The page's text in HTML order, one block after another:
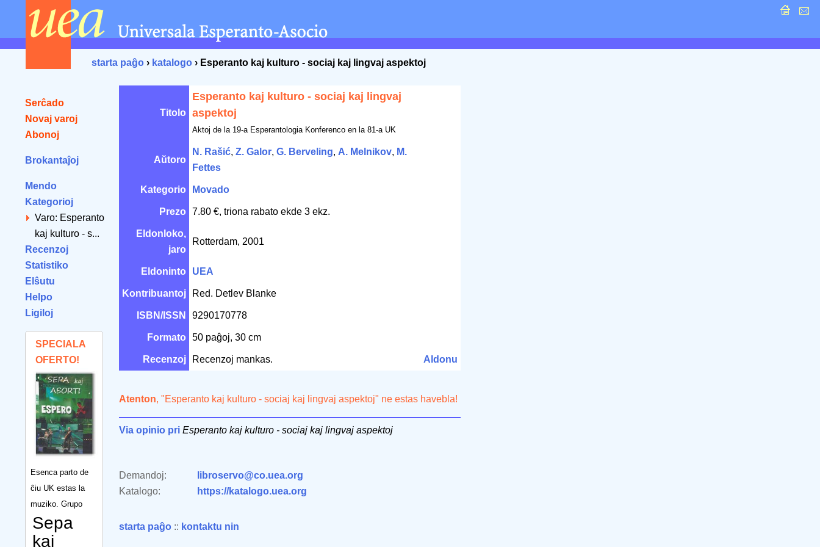
starta paĝo › katalogo › Esperanto kaj kulturo - sociaj kaj lingvaj aspektoj
Serĉado
Novaj varoj
Abonoj
Brokantaĵoj
Mendo
Kategorioj
Varo: Esperanto
kaj kulturo - s...
Recenzoj
Statistiko
Elŝutu
Helpo
Ligiloj
SPECIALA
OFERTO!
Esenca parto de
ĉiu UK estas la
muziko. Grupo
Sepa
kaj
Titolo
Esperanto kaj kulturo - sociaj kaj lingvaj
aspektoj
Aktoj de la 19-a Esperantologia Konferenco en la 81-a UK
Aŭtoro
N. Rašić, Z. Galor, G. Berveling, A. Melnikov, M.
Fettes
Kategorio Movado
Prezo 7.80 €, triona rabato ekde 3 ekz.
Eldonloko,
jaro
Rotterdam, 2001
Eldoninto UEA
Kontribuantoj Red. Detlev Blanke
ISBN/ISSN 9290170778
Formato 50 paĝoj, 30 cm
Recenzoj Recenzoj mankas. Aldonu
Atenton, "Esperanto kaj kulturo - sociaj kaj lingvaj aspektoj" ne estas havebla!
Via opinio pri Esperanto kaj kulturo - sociaj kaj lingvaj aspektoj
Demandoj:
libroservo@co.uea.org
Katalogo:
https://katalogo.uea.org
starta paĝo :: kontaktu nin